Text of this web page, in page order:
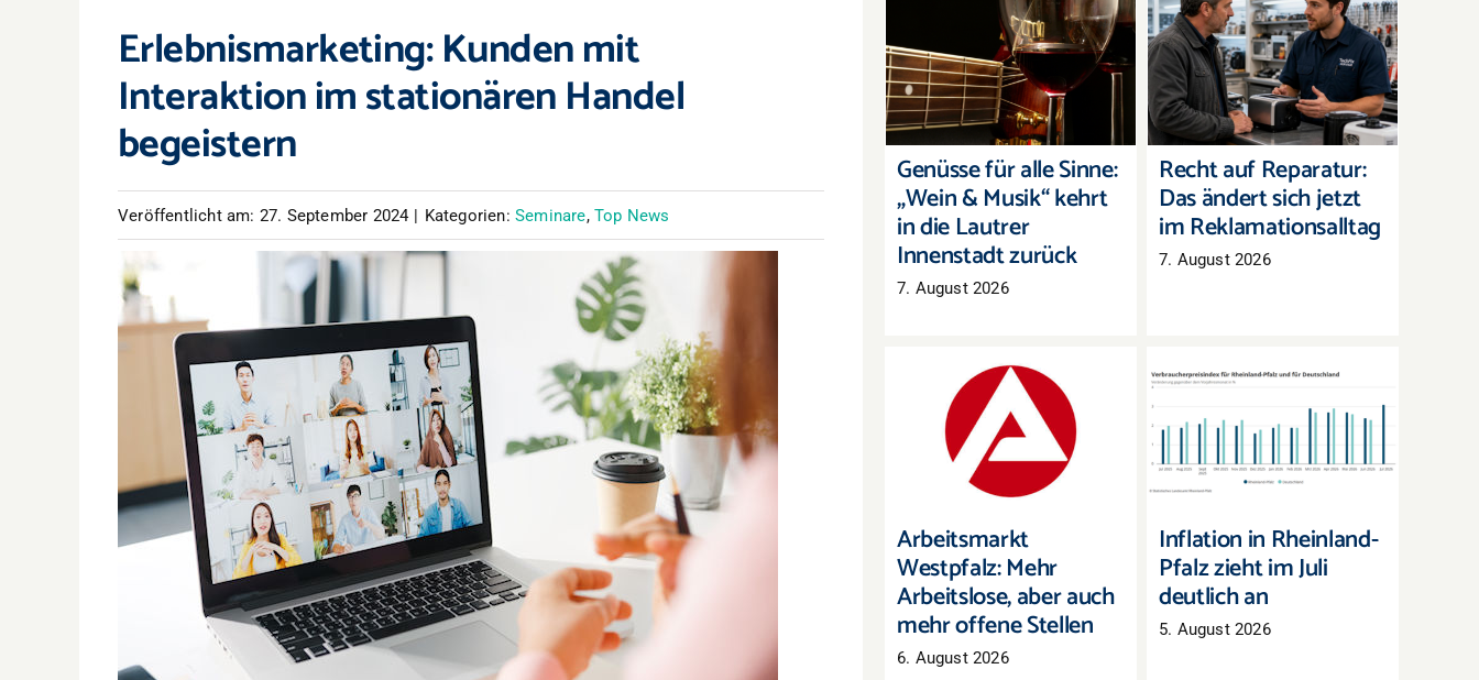
Erlebnismarketing: Kunden mit
Interaktion im stationären Handel
begeistern
Veröffentlicht am: 27. September 2024 | Kategorien:Seminare,Top News
Genüsse für alle Sinne:
„Wein & Musik“ kehrt in
die Lautrer Innenstadt
zurück
Genüsse für alle Sinne:
„Wein & Musik“ kehrt
in die Lautrer
Innenstadt zurück
7. August 2026
Recht auf Reparatur:
Das ändert sich jetzt im
Reklamationsalltag
Recht auf Reparatur:
Das ändert sich jetzt
im Reklamationsalltag
7. August 2026
Arbeitsmarkt Westpfalz:
Mehr Arbeitslose, aber
auch mehr offene
Stellen
Arbeitsmarkt
Westpfalz: Mehr
Arbeitslose, aber auch
mehr offene Stellen
6. August 2026
Inflation in Rheinland-
Pfalz zieht im Juli
deutlich an
Inflation in Rheinland-
Pfalz zieht im Juli
deutlich an
5. August 2026